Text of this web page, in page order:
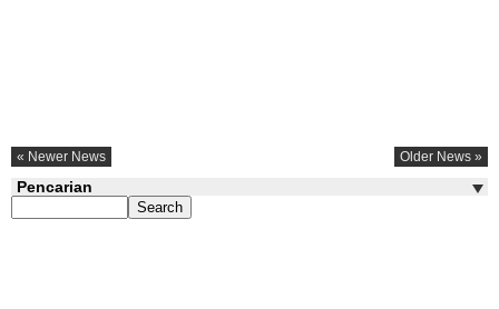
« Newer News Older News »
Pencarian